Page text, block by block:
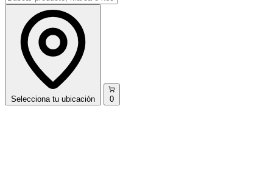
Selecciona tu ubicación 0